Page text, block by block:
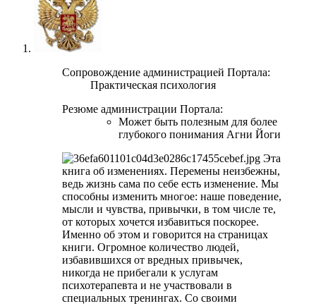
Сопровождение администрацией Портала:
Практическая психология
Резюме администрации Портала:
Может быть полезным для более
глубокого понимания Агни Йоги
Эта
книга об изменениях. Перемены неизбежны,
ведь жизнь сама по себе есть изменение. Мы
способны изменить многое: наше поведение,
мысли и чувства, привычки, в том числе те,
от которых хочется избавиться поскорее.
Именно об этом и говорится на страницах
книги. Огромное количество людей,
избавившихся от вредных привычек,
никогда не прибегали к услугам
психотерапевта и не участвовали в
специальных тренингах. Со своими